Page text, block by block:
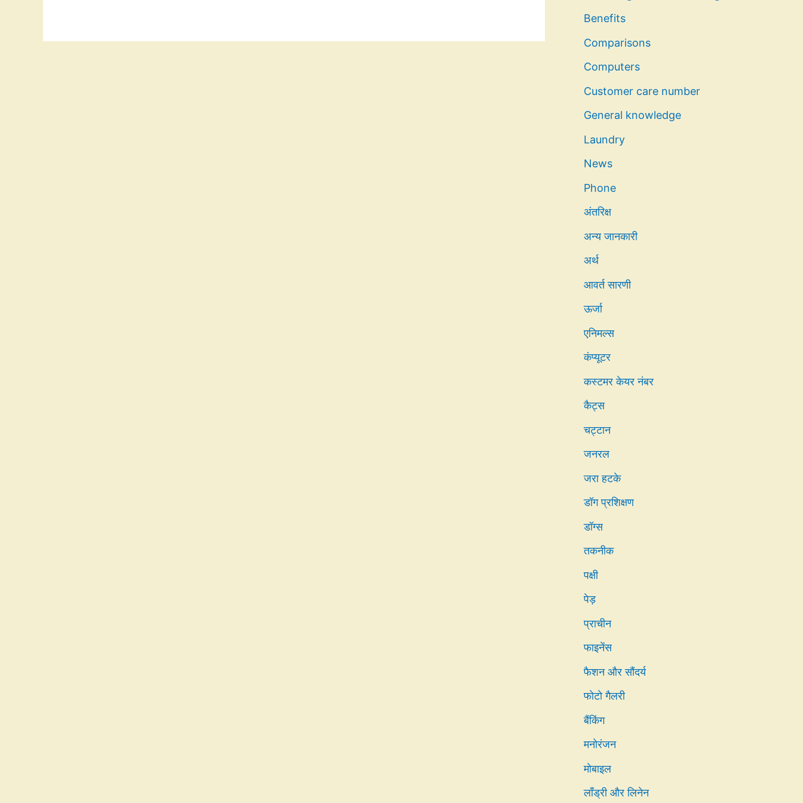
Benefits
Comparisons
Computers
Customer care number
General knowledge
Laundry
News
Phone
अंतरिक्ष
अन्य जानकारी
अर्थ
आवर्त सारणी
ऊर्जा
एनिमल्स
कंप्यूटर
कस्टमर केयर नंबर
कैट्स
चट्टान
जनरल
जरा हटके
डॉग प्रशिक्षण
डॉग्स
तकनीक
पक्षी
पेड़
प्राचीन
फाइनेंस
फैशन और सौंदर्य
फोटो गैलरी
बैंकिंग
मनोरंजन
मोबाइल
लाँड्री और लिनेन